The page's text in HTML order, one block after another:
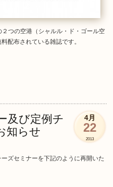
つの空港（シャルル・ド・ゴール空
配布されている雑誌です。
4月
22
2013
及び定例チ
知らせ
ズセミナーを下記のように再開いた